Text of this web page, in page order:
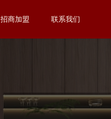
招商加盟 联系我们